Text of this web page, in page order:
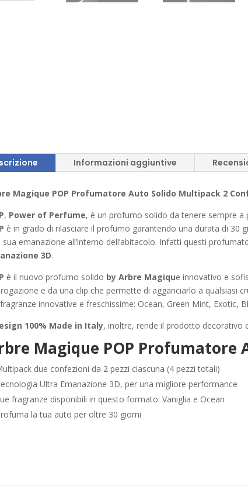
Informazioni aggiuntive
Magique POP Profumatore Auto Solido Multipack 2
, Power of Perfume, è un profumo solido da tenere sempre a
è in grado di rilasciare il profumo garantendo una durata di 30
sua emanazione all’interno dell’abitacolo. Infatti questi
3D.
è il nuovo profumo solido by Arbre Magique innovativo e
e da una clip che permette di agganciarlo a qualsiasi
innovative e freschissime: Ocean, Green Mint, Exotic,
100% Made in Italy, inoltre, rende il prodotto decorativo
Magique POP
due confezioni da 2 pezzi ciascuna (4 pezzi totali)
Ultra Emanazione 3D, per una migliore performance
fragranze disponibili in questo formato: Vaniglia e Ocean
la tua auto per oltre 30 giorni